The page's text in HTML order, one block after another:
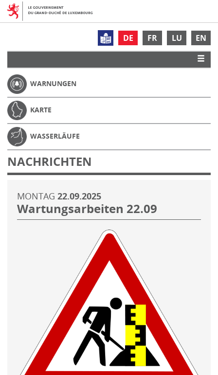
DE FR LU EN
WARNUNGEN
KARTE
WASSERLÄUFE
NACHRICHTEN
MONTAG 22.09.2025
Wartungsarbeiten 22.09